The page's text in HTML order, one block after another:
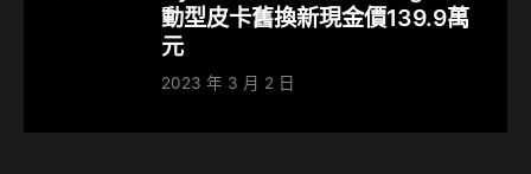
動型皮卡舊換新現金價139.9萬
元
2023 年 3 月 2 日